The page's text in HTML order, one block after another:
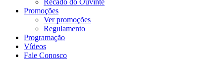
Promoções
Ver promoções
Regulamento
Programação
Vídeos
Fale Conosco